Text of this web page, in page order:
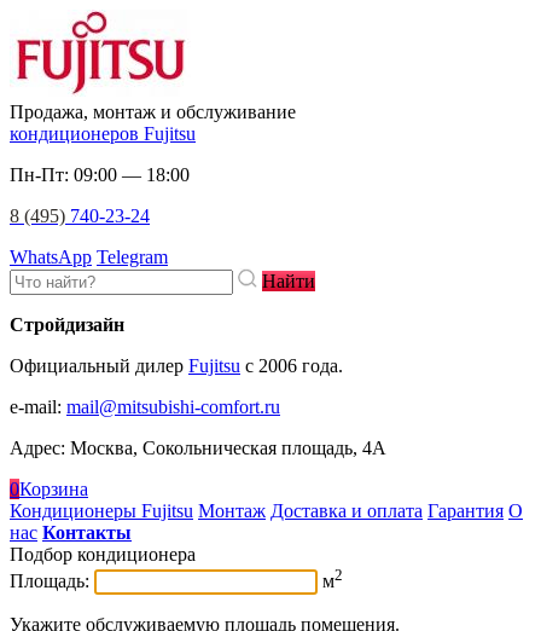
Продажа, монтаж и обслуживание
кондиционеров Fujitsu
Пн-Пт: 09:00 — 18:00
8 (495) 740-23-24
WhatsApp Telegram
Найти
Стройдизайн
Официальный дилер Fujitsu c 2006 года.
e-mail: mail@mitsubishi-comfort.ru
Адрес: Москва, Сокольническая площадь, 4А
0Корзина
Кондиционеры Fujitsu Монтаж Доставка и оплата Гарантия О
нас Контакты
Подбор кондиционера
Площадь:
м2
Укажите обслуживаемую площадь помещения.